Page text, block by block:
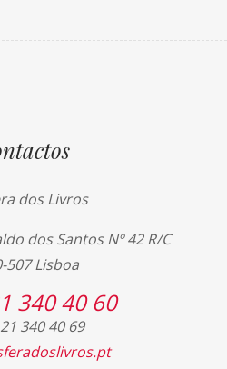
dos Livros
dos Santos Nº 42 R/C
507 Lisboa
340 40 60
340 40 69